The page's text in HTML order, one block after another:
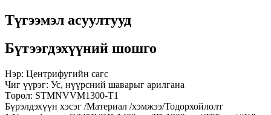
Түгээмэл асуултууд
Бүтээгдэхүүний шошго
Нэр: Центрифугийн сагс
Чиг үүрэг: Ус, нүүрсний шаварыг арилгана
Төрөл: STMNVVM1300-T1
Бүрэлдэхүүн хэсэг /Материал /хэмжээ/Тодорхойлолт